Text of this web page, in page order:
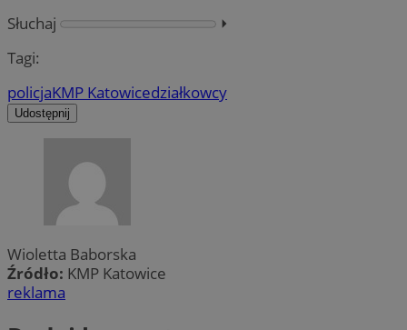
Słuchaj
⏵︎
Tagi:
policjaKMP Katowicedziałkowcy
Udostępnij
Wioletta Baborska
Źródło: KMP Katowice
reklama